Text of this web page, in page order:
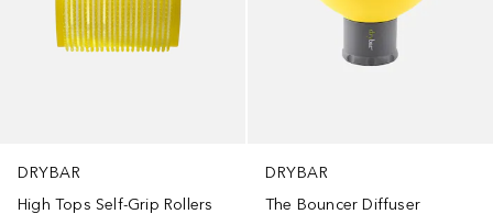
DRYBAR
High Tops Self-Grip Rollers
DRYBAR
The Bouncer Diffuser